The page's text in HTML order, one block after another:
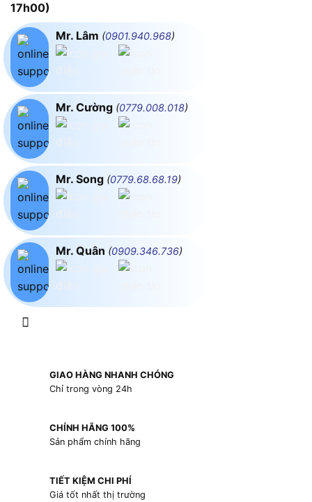
17h00)
Mr. Lâm (0901.940.968)
Mr. Cường (0779.008.018)
Mr. Song (0779.68.68.19)
Mr. Quân (0909.346.736)
GIAO HÀNG NHANH CHÓNG
Chỉ trong vòng 24h
CHÍNH HÃNG 100%
Sản phẩm chính hãng
TIẾT KIỆM CHI PHÍ
Giá tốt nhất thị trường